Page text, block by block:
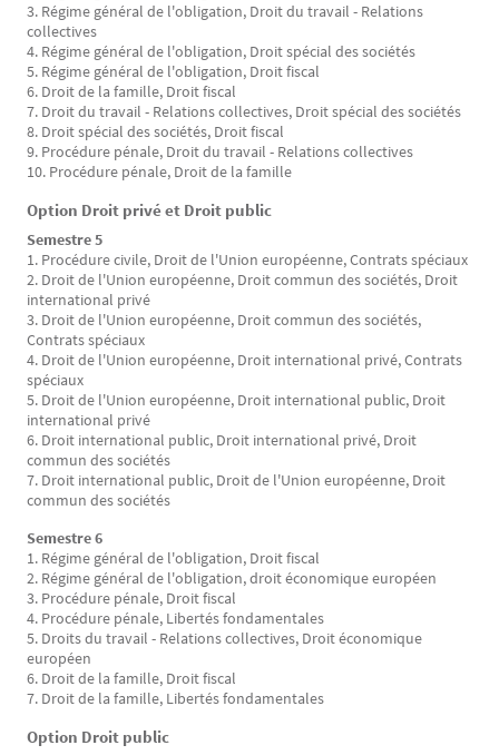
3. Régime général de l'obligation, Droit du travail - Relations
collectives
4. Régime général de l'obligation, Droit spécial des sociétés
5. Régime général de l'obligation, Droit fiscal
6. Droit de la famille, Droit fiscal
7. Droit du travail - Relations collectives, Droit spécial des sociétés
8. Droit spécial des sociétés, Droit fiscal
9. Procédure pénale, Droit du travail - Relations collectives
10. Procédure pénale, Droit de la famille
Option Droit privé et Droit public
Semestre 5
1. Procédure civile, Droit de l'Union européenne, Contrats spéciaux
2. Droit de l'Union européenne, Droit commun des sociétés, Droit
international privé
3. Droit de l'Union européenne, Droit commun des sociétés,
Contrats spéciaux
4. Droit de l'Union européenne, Droit international privé, Contrats
spéciaux
5. Droit de l'Union européenne, Droit international public, Droit
international privé
6. Droit international public, Droit international privé, Droit
commun des sociétés
7. Droit international public, Droit de l'Union européenne, Droit
commun des sociétés
Semestre 6
1. Régime général de l'obligation, Droit fiscal
2. Régime général de l'obligation, droit économique européen
3. Procédure pénale, Droit fiscal
4. Procédure pénale, Libertés fondamentales
5. Droits du travail - Relations collectives, Droit économique
européen
6. Droit de la famille, Droit fiscal
7. Droit de la famille, Libertés fondamentales
Option Droit public